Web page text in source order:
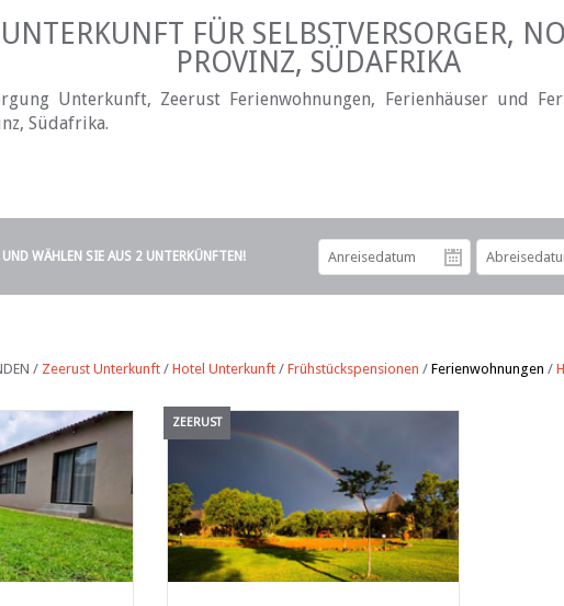
FÜR SELBSTVERSORGER,
PROVINZ, SÜDAFRIKA
Unterkunft, Zeerust Ferienwohnungen, Ferienhäuser und
Südafrika.
WÄHLEN SIE AUS 2 UNTERKÜNFTEN!
/ Zeerust Unterkunft / Hotel Unterkunft / Frühstückspensionen / Ferienwohnungen /
ZEERUST